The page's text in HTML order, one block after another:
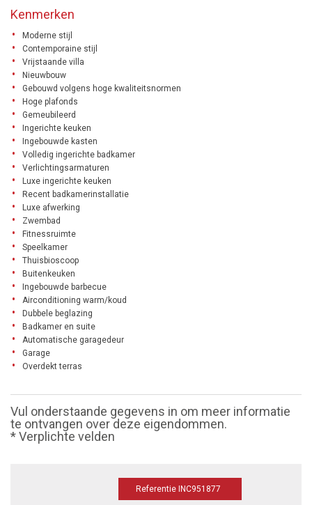
Kenmerken
Moderne stijl
Contemporaine stijl
Vrijstaande villa
Nieuwbouw
Gebouwd volgens hoge kwaliteitsnormen
Hoge plafonds
Gemeubileerd
Ingerichte keuken
Ingebouwde kasten
Volledig ingerichte badkamer
Verlichtingsarmaturen
Luxe ingerichte keuken
Recent badkamerinstallatie
Luxe afwerking
Zwembad
Fitnessruimte
Speelkamer
Thuisbioscoop
Buitenkeuken
Ingebouwde barbecue
Airconditioning warm/koud
Dubbele beglazing
Badkamer en suite
Automatische garagedeur
Garage
Overdekt terras
Vul onderstaande gegevens in om meer informatie
te ontvangen over deze eigendommen.
* Verplichte velden
Referentie INC951877